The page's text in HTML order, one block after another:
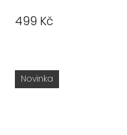
499 Kč
Novinka